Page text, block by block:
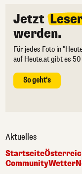
Jetzt
werden.
Für jedes Foto in
auf Heute.at gibt es 50
So geht's
Aktuelles
Startseite
CommunityWetter